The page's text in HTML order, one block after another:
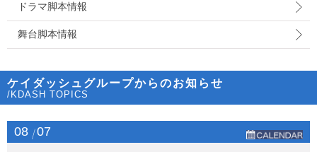
ドラマ脚本情報
舞台脚本情報
ケイダッシュグループからのお知らせ
/KDASH TOPICS
08 07